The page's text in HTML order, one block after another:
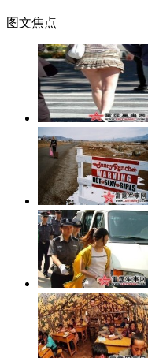
图文焦点